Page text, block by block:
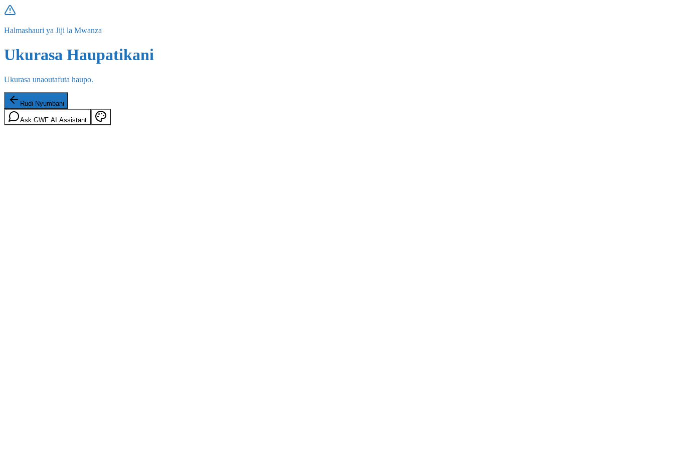
Halmashauri ya Jiji la Mwanza
Ukurasa Haupatikani
Ukurasa unaoutafuta haupo.
Rudi Nyumbani
Ask GWF AI Assistant